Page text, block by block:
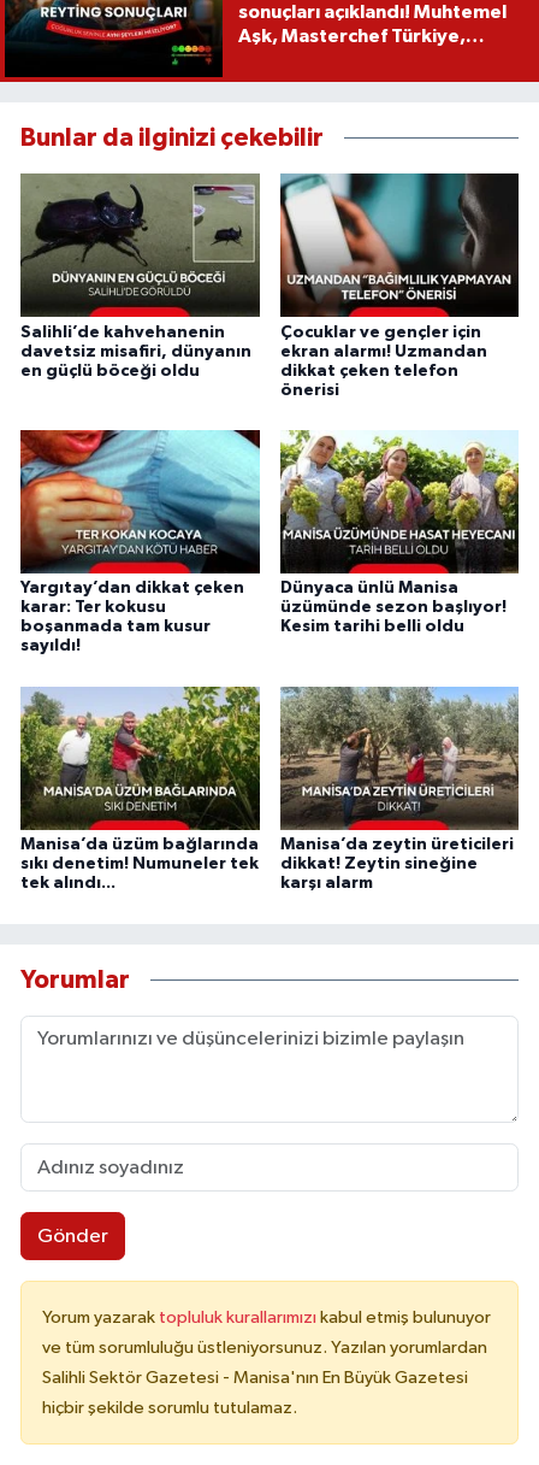
sonuçları açıklandı! Muhtemel
Aşk, Masterchef Türkiye,
Bunlar da ilginizi çekebilir
Salihli’de kahvehanenin
davetsiz misafiri, dünyanın
en güçlü böceği oldu
Çocuklar ve gençler için
ekran alarmı! Uzmandan
dikkat çeken telefon
önerisi
Yargıtay’dan dikkat çeken
karar: Ter kokusu
boşanmada tam kusur
sayıldı!
Dünyaca ünlü Manisa
üzümünde sezon başlıyor!
Kesim tarihi belli oldu
Manisa’da üzüm bağlarında
sıkı denetim! Numuneler tek
tek alındı...
Manisa’da zeytin üreticileri
dikkat! Zeytin sineğine
karşı alarm
Yorumlar
Gönder
Yorum yazarak topluluk kurallarımızı kabul etmiş bulunuyor
ve tüm sorumluluğu üstleniyorsunuz. Yazılan yorumlardan
Salihli Sektör Gazetesi - Manisa'nın En Büyük Gazetesi
hiçbir şekilde sorumlu tutulamaz.